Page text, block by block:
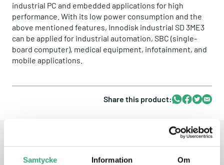
Samtycke Information Om
industrial PC and embedded applications for high
performance. With its low power consumption and the
above mentioned features, Innodisk industrial SD 3ME3
can be applied for industrial automation, SBC (single-
board computer), medical equipment, infotainment, and
mobile applications.
Share this product:Whatsapp
Facebook
Twitter
Email
FEATURES